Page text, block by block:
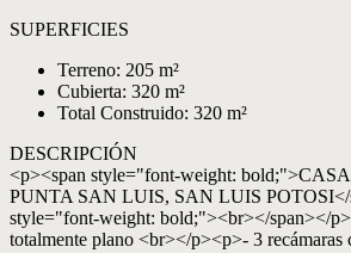
SUPERFICIES
Terreno: 205 m²
Cubierta: 320 m²
Total Construido: 320 m²
DESCRIPCIÓN
<p><span style="font-weight:
PUNTA SAN LUIS, SAN LUIS POTOSI</
style="font-weight: bold;"><br></span></
totalmente plano <br></p><p>- 3 recámaras